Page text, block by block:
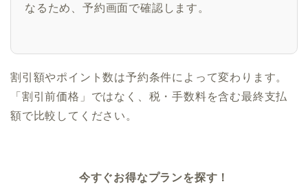
なるため、予約画面で確認します。
割引額やポイント数は予約条件によって変わります。
「割引前価格」ではなく、税・手数料を含む最終支払
額で比較してください。
今すぐお得なプランを探す！